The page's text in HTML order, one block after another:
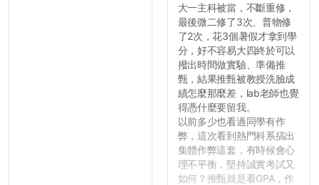
大一主科被當，不斷重修，
最後微二修了3次、普物修
了2次，花3個暑假才拿到學
分，好不容易大四終於可以
撥出時間做實驗、準備推
甄，結果推甄被教授洗臉成
績怎麼那麼差，lab老師也覺
得憑什麼要留我。
以前多少也看過同學有作
弊，這次看到熱門科系搞出
集體作弊這套，有時候會心
理不平衡，堅持誠實考試又
如何？推甄就是看GPA，作